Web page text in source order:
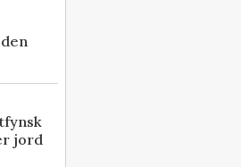
jord